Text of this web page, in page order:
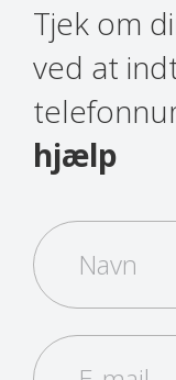
Tjek om
ved at
hjælp